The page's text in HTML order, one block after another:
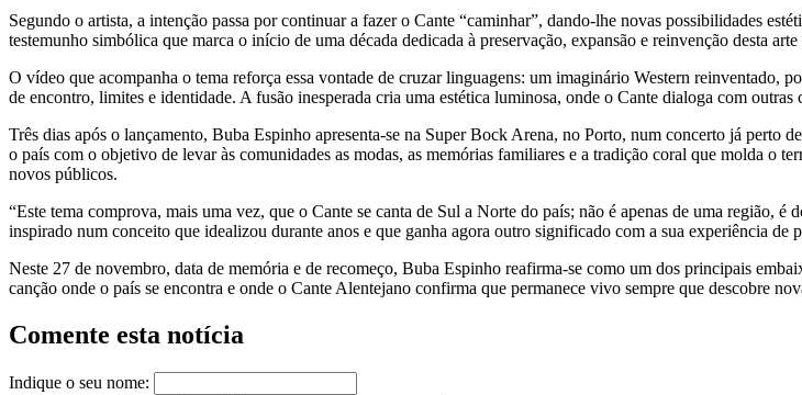
Segundo o artista, a intenção passa por continuar a fazer o Cante “caminhar”, dando-lhe novas possibilidades
testemunho simbólica que marca o início de uma década dedicada à preservação, expansão e reinvenção desta
O vídeo que acompanha o tema reforça essa vontade de cruzar linguagens: um imaginário Western reinventado,
de encontro, limites e identidade. A fusão inesperada cria uma estética luminosa, onde o Cante dialoga com
Três dias após o lançamento, Buba Espinho apresenta-se na Super Bock Arena, no Porto, num concerto já perto
o país com o objetivo de levar às comunidades as modas, as memórias familiares e a tradição coral que molda o
novos públicos.
“Este tema comprova, mais uma vez, que o Cante se canta de Sul a Norte do país; não é apenas de uma região,
inspirado num conceito que idealizou durante anos e que ganha agora outro significado com a sua experiência de
Neste 27 de novembro, data de memória e de recomeço, Buba Espinho reafirma-se como um dos principais
canção onde o país se encontra e onde o Cante Alentejano confirma que permanece vivo sempre que descobre
Comente esta notícia
Indique o seu nome: